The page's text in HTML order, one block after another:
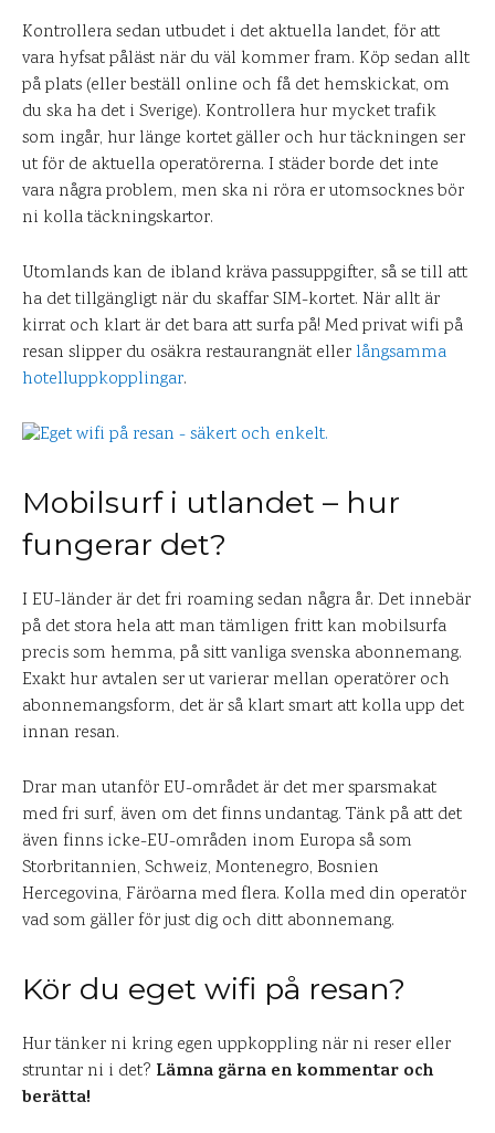
Kontrollera sedan utbudet i det aktuella landet, för att
vara hyfsat påläst när du väl kommer fram. Köp sedan allt
på plats (eller beställ online och få det hemskickat, om
du ska ha det i Sverige). Kontrollera hur mycket trafik
som ingår, hur länge kortet gäller och hur täckningen ser
ut för de aktuella operatörerna. I städer borde det inte
vara några problem, men ska ni röra er utomsocknes bör
ni kolla täckningskartor.
Utomlands kan de ibland kräva passuppgifter, så se till att
ha det tillgängligt när du skaffar SIM-kortet. När allt är
kirrat och klart är det bara att surfa på! Med privat wifi på
resan slipper du osäkra restaurangnät eller långsamma
hotelluppkopplingar.
Mobilsurf i utlandet – hur
fungerar det?
I EU-länder är det fri roaming sedan några år. Det innebär
på det stora hela att man tämligen fritt kan mobilsurfa
precis som hemma, på sitt vanliga svenska abonnemang.
Exakt hur avtalen ser ut varierar mellan operatörer och
abonnemangsform, det är så klart smart att kolla upp det
innan resan.
Drar man utanför EU-området är det mer sparsmakat
med fri surf, även om det finns undantag. Tänk på att det
även finns icke-EU-områden inom Europa så som
Storbritannien, Schweiz, Montenegro, Bosnien
Hercegovina, Färöarna med flera. Kolla med din operatör
vad som gäller för just dig och ditt abonnemang.
Kör du eget wifi på resan?
Hur tänker ni kring egen uppkoppling när ni reser eller
struntar ni i det? Lämna gärna en kommentar och
berätta!